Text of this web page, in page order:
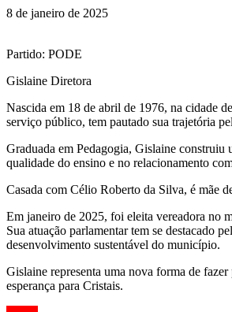
8 de janeiro de 2025
Partido: PODE
Gislaine Diretora
Nascida em 18 de abril de 1976, na cidade
serviço público, tem pautado sua trajetória
Graduada em Pedagogia, Gislaine construiu
qualidade do ensino e no relacionamento
Casada com Célio Roberto da Silva, é mãe
Em janeiro de 2025, foi eleita vereadora no
Sua atuação parlamentar tem se destacado
desenvolvimento sustentável do município.
Gislaine representa uma nova forma de
esperança para Cristais.